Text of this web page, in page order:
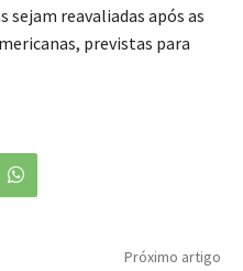
sejam reavaliadas após as
previstas para
Próximo artigo